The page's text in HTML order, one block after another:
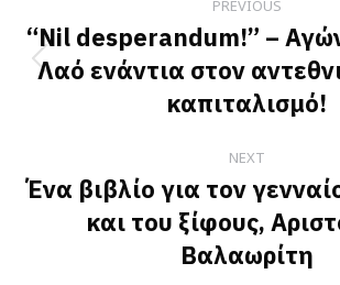
navigation
PREVIOUS
Previous
post:
“Nil desperandum!” –
Λαό ενάντια στον
καπιταλισμό!
NEXT
Next
post:
Ένα βιβλίο για τον
και του ξίφους,
Βαλαωρίτη